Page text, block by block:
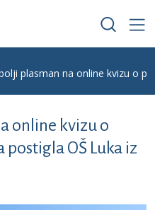
plasman na online kvizu o
online kvizu o
OŠ Luka iz